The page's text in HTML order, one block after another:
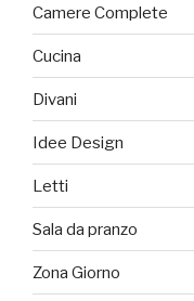
Camere Complete
Cucina
Divani
Idee Design
Letti
Sala da pranzo
Zona Giorno